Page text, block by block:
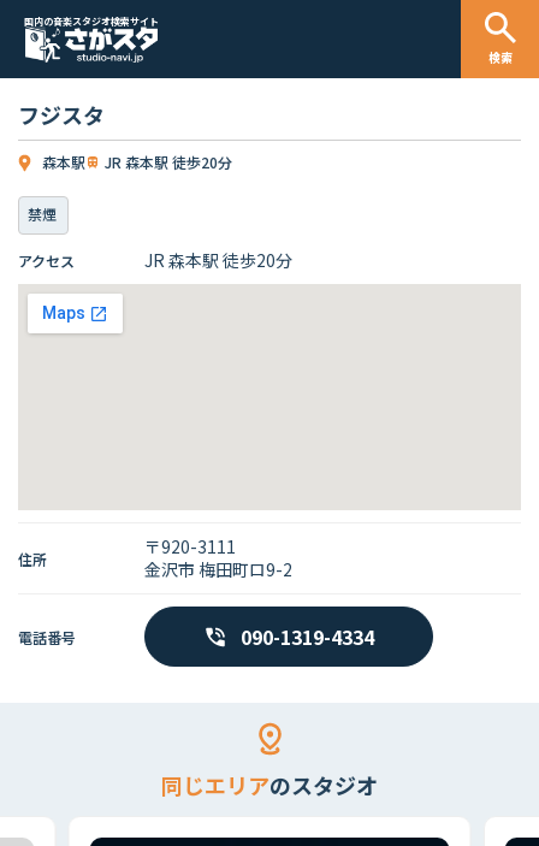
国内の音楽スタジオ検索サイト
検索
フジスタ
森本駅 JR 森本駅 徒歩20分
禁煙
アクセス JR 森本駅 徒歩20分
住所
〒920-3111
金沢市 梅田町ロ9-2
電話番号 090-1319-4334
同じエリアのスタジオ